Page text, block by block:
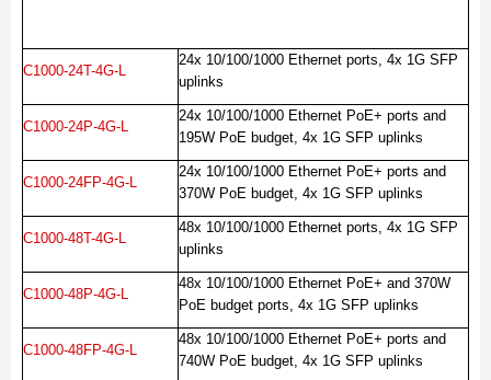
C1000-24T-4G-L
24x 10/100/1000 Ethernet ports, 4x 1G SFP
uplinks
C1000-24P-4G-L
24x 10/100/1000 Ethernet PoE+ ports and
195W PoE budget, 4x 1G SFP uplinks
C1000-24FP-4G-L
24x 10/100/1000 Ethernet PoE+ ports and
370W PoE budget, 4x 1G SFP uplinks
C1000-48T-4G-L
48x 10/100/1000 Ethernet ports, 4x 1G SFP
uplinks
C1000-48P-4G-L
48x 10/100/1000 Ethernet PoE+ and 370W
PoE budget ports, 4x 1G SFP uplinks
C1000-48FP-4G-L
48x 10/100/1000 Ethernet PoE+ ports and
740W PoE budget, 4x 1G SFP uplinks